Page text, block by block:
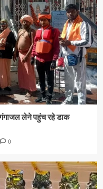
गंगाजल लेने पहुंच रहे डाक
0